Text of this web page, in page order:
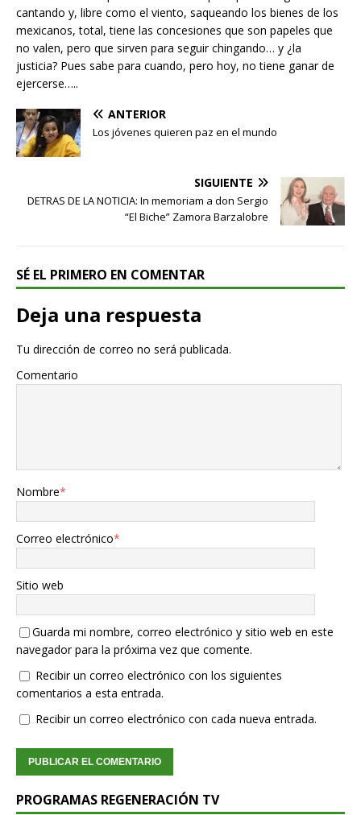
cantando y, libre como el viento, saqueando los bienes de los
mexicanos, total, tiene las concesiones que son papeles que
no valen, pero que sirven para seguir chingando… y ¿la
justicia? Pues sabe para cuando, pero hoy, no tiene ganar de
ejercerse…..
ANTERIOR
Los jóvenes quieren paz en el mundo
SIGUIENTE
DETRAS DE LA NOTICIA: In memoriam a don Sergio
“El Biche” Zamora Barzalobre
SÉ EL PRIMERO EN COMENTAR
Deja una respuesta
Tu dirección de correo no será publicada.
Comentario
Nombre*
Correo electrónico*
Sitio web
Guarda mi nombre, correo electrónico y sitio web en este
navegador para la próxima vez que comente.
Recibir un correo electrónico con los siguientes
comentarios a esta entrada.
Recibir un correo electrónico con cada nueva entrada.
PROGRAMAS REGENERACIÓN TV